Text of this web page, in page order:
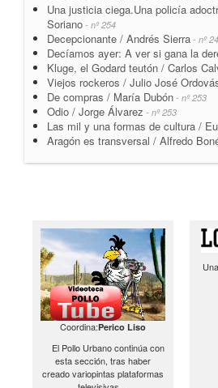
Una justicia ciega.Una policía
Soriano - nº 254
Decepcionante / Andrés Sierra - nº
Decíamos ayer: A ver si gana la
Kluge, el Godard teutón / Carlos
Viejos rockeros / Julio José
De compras / María Dubón - nº 253
Odio / Jorge Álvarez - nº 253
Las mil y una formas de cultura /
Aragón es transversal / Alfredo
Coordina:Perico Liso
El Pollo Urbano continúa con
esta sección, tras haber
creado variopintas plataformas